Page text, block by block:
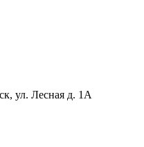
ул. Лесная д. 1А